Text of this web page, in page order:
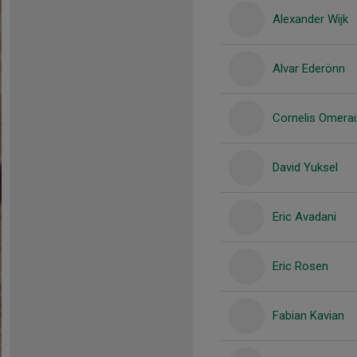
Alexander Wijk
Alvar Ederönn
Cornelis
David Yuksel
Eric Avadani
Eric Rosen
Fabian Kavian